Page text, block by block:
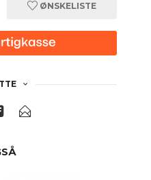
ØNSKELISTE